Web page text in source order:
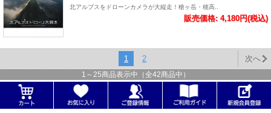
北アルプスをドローンカメラが大縦走！槍ヶ岳・穂高..
販売価格: 4,180円(税込)
1 2 次へ
1 ～ 25商品表示中（全42商品中）